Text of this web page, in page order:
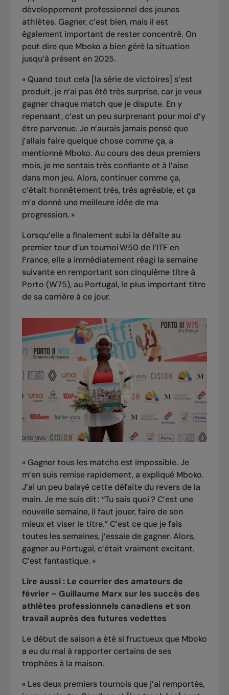
développement professionnel des jeunes
athlètes. Gagner, c’est bien, mais il est
également important de rester concentré. On
peut dire que Mboko a bien géré la situation
jusqu’à présent en 2025.
« Quand tout cela [la série de victoires] s’est
produit, je n’ai pas été très surprise, car je veux
gagner chaque match que je dispute. En y
repensant, c’est un peu surprenant pour moi d’y
être parvenue. Je n’aurais jamais pensé que
j’allais faire quelque chose comme ça, a
mentionné Mboko. Au cours des deux premiers
mois, je me sentais très confiante et à l’aise
dans mon jeu. Alors, continuer comme ça,
c’était honnêtement très, très agréable, et ça
m’a donné une meilleure idée de ma
progression. »
Lorsqu’elle a finalement subi la défaite au
premier tour d’un tournoi W50 de l’ITF en
France, elle a immédiatement réagi la semaine
suivante en remportant son cinquième titre à
Porto (W75), au Portugal, le plus important titre
de sa carrière à ce jour.
« Gagner tous les matchs est impossible. Je
m’en suis remise rapidement, a expliqué Mboko.
J’ai un peu balayé cette défaite du revers de la
main. Je me suis dit : “Tu sais quoi ? C’est une
nouvelle semaine, il faut jouer, faire de son
mieux et viser le titre.” C’est ce que je fais
toutes les semaines, j’essaie de gagner. Alors,
gagner au Portugal, c’était vraiment excitant.
C’est fantastique. »
Lire aussi : Le courrier des amateurs de
février – Guillaume Marx sur les succès des
athlètes professionnels canadiens et son
travail auprès des futures vedettes
Le début de saison a été si fructueux que Mboko
a eu du mal à rapporter certains de ses
trophées à la maison.
« Les deux premiers tournois que j’ai remportés,